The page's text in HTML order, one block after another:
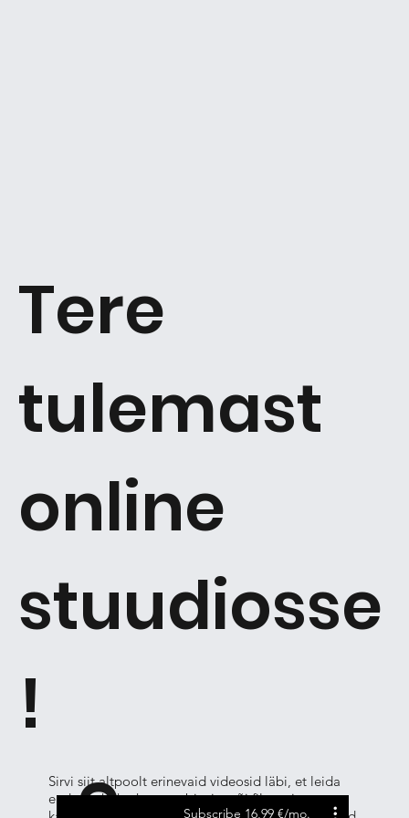
Subscribe 16,99 €/mo.
Tere
tulemast
online
stuudiosse
!
Sirvi siit altpoolt erinevaid videosid läbi, et leida
enda jaoks hetkesse sobivaim või filtreeri